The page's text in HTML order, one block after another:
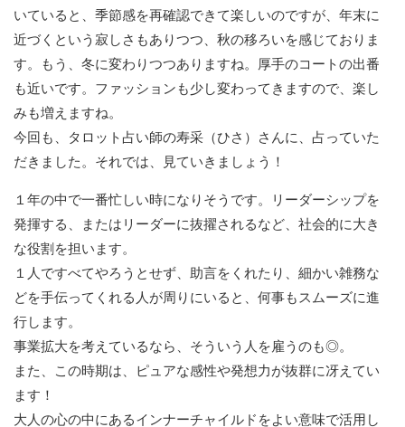
いていると、季節感を再確認できて楽しいのですが、年末に
近づくという寂しさもありつつ、秋の移ろいを感じておりま
す。もう、冬に変わりつつありますね。厚手のコートの出番
も近いです。ファッションも少し変わってきますので、楽し
みも増えますね。
今回も、タロット占い師の寿采（ひさ）さんに、占っていた
だきました。それでは、見ていきましょう！
１年の中で一番忙しい時になりそうです。リーダーシップを
発揮する、またはリーダーに抜擢されるなど、社会的に大き
な役割を担います。
１人ですべてやろうとせず、助言をくれたり、細かい雑務な
どを手伝ってくれる人が周りにいると、何事もスムーズに進
行します。
事業拡大を考えているなら、そういう人を雇うのも◎。
また、この時期は、ピュアな感性や発想力が抜群に冴えてい
ます！
大人の心の中にあるインナーチャイルドをよい意味で活用し